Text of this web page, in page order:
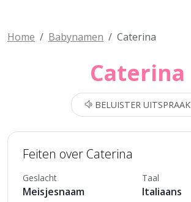
Home Babynamen Caterina
Caterina
BELUISTER UITSPRAAK
Feiten over Caterina
Geslacht
Meisjesnaam
Taal
Italiaans